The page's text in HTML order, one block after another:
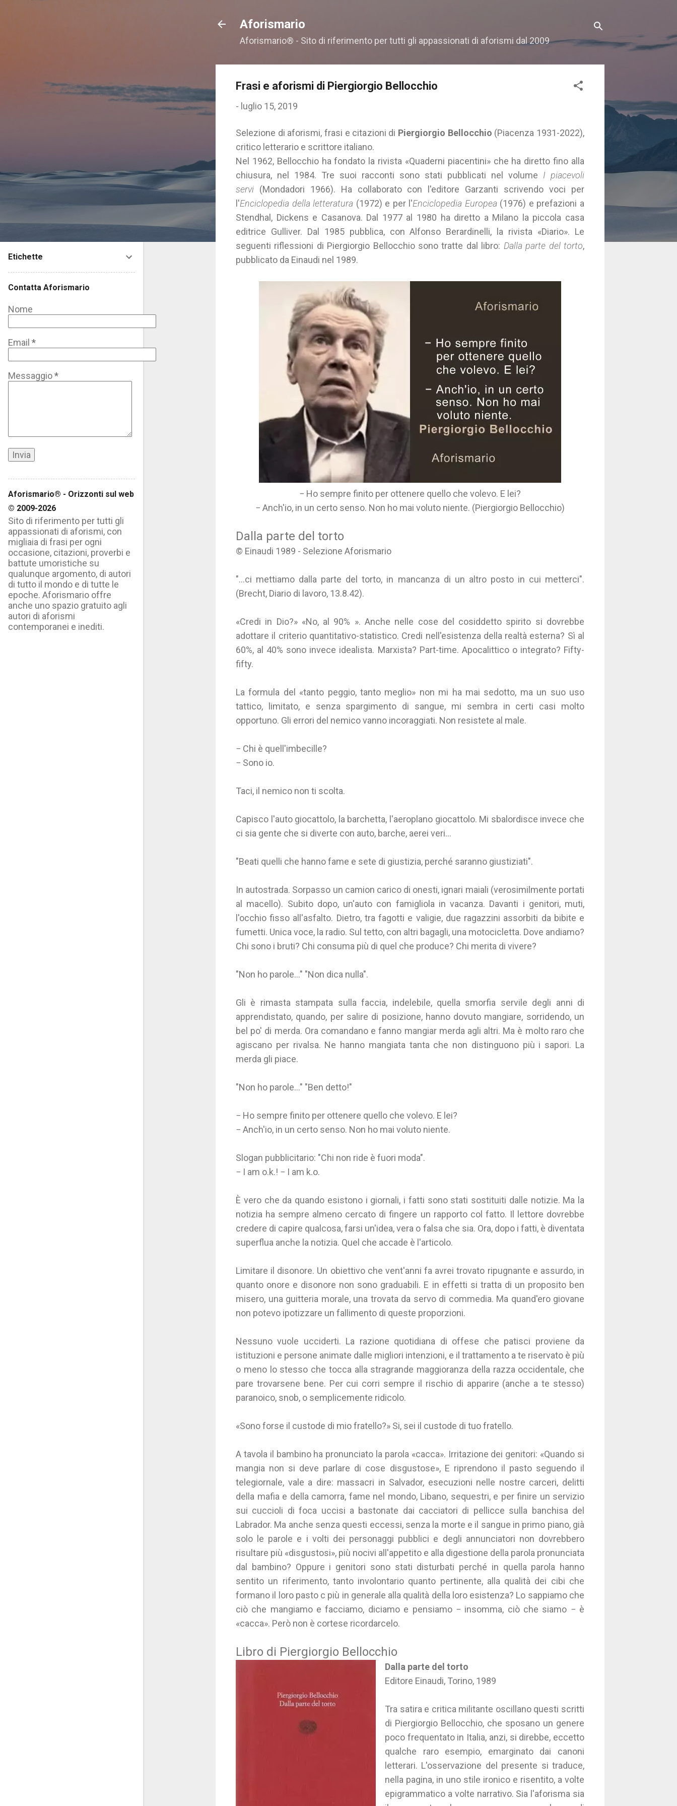
Aforismario
Aforismario® - Sito di riferimento per tutti gli appassionati di aforismi dal 2009
Frasi e aforismi di Piergiorgio Bellocchio
- luglio 15, 2019
Selezione di aforismi, frasi e citazioni di Piergiorgio Bellocchio (Piacenza 1931-2022),
critico letterario e scrittore italiano.
Nel 1962, Bellocchio ha fondato la rivista «Quaderni piacentini» che ha diretto fino alla
chiusura, nel 1984. Tre suoi racconti sono stati pubblicati nel volume I piacevoli
servi (Mondadori 1966). Ha collaborato con l'editore Garzanti scrivendo voci per
l'Enciclopedia della letteratura (1972) e per l'Enciclopedia Europea(1976) e prefazioni a
Stendhal, Dickens e Casanova. Dal 1977 al 1980 ha diretto a Milano la piccola casa
editrice Gulliver. Dal 1985 pubblica, con Alfonso Berardinelli, la rivista «Diario». Le
seguenti riflessioni di Piergiorgio Bellocchio sono tratte dal libro: Dalla parte del torto,
pubblicato da Einaudi nel 1989.
− Ho sempre finito per ottenere quello che volevo. E lei?
− Anch'io, in un certo senso. Non ho mai voluto niente. (Piergiorgio Bellocchio)
Dalla parte del torto
© Einaudi 1989 - Selezione Aforismario
"...ci mettiamo dalla parte del torto, in mancanza di un altro posto in cui metterci".
(Brecht, Diario di lavoro, 13.8.42).
«Credi in Dio?» «No, al 90% ». Anche nelle cose del cosiddetto spirito si dovrebbe
adottare il criterio quantitativo-statistico. Credi nell'esistenza della realtà esterna? Sì al
60%, al 40% sono invece idealista. Marxista? Part-time. Apocalittico o integrato? Fifty-
fifty.
La formula del «tanto peggio, tanto meglio» non mi ha mai sedotto, ma un suo uso
tattico, limitato, e senza spargimento di sangue, mi sembra in certi casi molto
opportuno. Gli errori del nemico vanno incoraggiati. Non resistete al male.
− Chi è quell'imbecille?
− Sono io.
Taci, il nemico non ti scolta.
Capisco l'auto giocattolo, la barchetta, l'aeroplano giocattolo. Mi sbalordisce invece che
ci sia gente che si diverte con auto, barche, aerei veri...
"Beati quelli che hanno fame e sete di giustizia, perché saranno giustiziati".
In autostrada. Sorpasso un camion carico di onesti, ignari maiali (verosimilmente portati
al macello). Subito dopo, un'auto con famigliola in vacanza. Davanti i genitori, muti,
l'occhio fisso all'asfalto. Dietro, tra fagotti e valigie, due ragazzini assorbiti da bibite e
fumetti. Unica voce, la radio. Sul tetto, con altri bagagli, una motocicletta. Dove andiamo?
Chi sono i bruti? Chi consuma più di quel che produce? Chi merita di vivere?
"Non ho parole..." "Non dica nulla".
Gli è rimasta stampata sulla faccia, indelebile, quella smorfia servile degli anni di
apprendistato, quando, per salire di posizione, hanno dovuto mangiare, sorridendo, un
bel po' di merda. Ora comandano e fanno mangiar merda agli altri. Ma è molto raro che
agiscano per rivalsa. Ne hanno mangiata tanta che non distinguono più i sapori. La
merda gli piace.
"Non ho parole..." "Ben detto!"
− Ho sempre finito per ottenere quello che volevo. E lei?
− Anch'io, in un certo senso. Non ho mai voluto niente.
Slogan pubblicitario: "Chi non ride è fuori moda".
− I am o.k.! − I am k.o.
È vero che da quando esistono i giornali, i fatti sono stati sostituiti dalle notizie. Ma la
notizia ha sempre almeno cercato di fingere un rapporto col fatto. Il lettore dovrebbe
credere di capire qualcosa, farsi un'idea, vera o falsa che sia. Ora, dopo i fatti, è diventata
superflua anche la notizia. Quel che accade è l'articolo.
Limitare il disonore. Un obiettivo che vent'anni fa avrei trovato ripugnante e assurdo, in
quanto onore e disonore non sono graduabili. E in effetti si tratta di un proposito ben
misero, una guitteria morale, una trovata da servo di commedia. Ma quand'ero giovane
non potevo ipotizzare un fallimento di queste proporzioni.
Nessuno vuole ucciderti. La razione quotidiana di offese che patisci proviene da
istituzioni e persone animate dalle migliori intenzioni, e il trattamento a te riservato è più
o meno lo stesso che tocca alla stragrande maggioranza della razza occidentale, che
pare trovarsene bene. Per cui corri sempre il rischio di apparire (anche a te stesso)
paranoico, snob, o semplicemente ridicolo.
«Sono forse il custode di mio fratello?» Si, sei il custode di tuo fratello.
A tavola il bambino ha pronunciato la parola «cacca». Irritazione dei genitori: «Quando si
mangia non si deve parlare di cose disgustose», E riprendono il pasto seguendo il
telegiornale, vale a dire: massacri in Salvador, esecuzioni nelle nostre carceri, delitti
della mafia e della camorra, fame nel mondo, Libano, sequestri, e per finire un servizio
sui cuccioli di foca uccisi a bastonate dai cacciatori di pellicce sulla banchisa del
Labrador. Ma anche senza questi eccessi, senza la morte e il sangue in primo piano, già
solo le parole e i volti dei personaggi pubblici e degli annunciatori non dovrebbero
risultare più «disgustosi», più nocivi all'appetito e alla digestione della parola pronunciata
dal bambino? Oppure i genitori sono stati disturbati perché in quella parola hanno
sentito un riferimento, tanto involontario quanto pertinente, alla qualità dei cibi che
formano il loro pasto c più in generale alla qualità della loro esistenza? Lo sappiamo che
ciò che mangiamo e facciamo, diciamo e pensiamo − insomma, ciò che siamo − è
«cacca». Però non è cortese ricordarcelo.
Libro di Piergiorgio Bellocchio
Dalla parte del torto
Editore Einaudi, Torino, 1989
Tra satira e critica militante oscillano questi scritti
di Piergiorgio Bellocchio, che sposano un genere
poco frequentato in Italia, anzi, si direbbe, eccetto
qualche raro esempio, emarginato dai canoni
letterari. L'osservazione del presente si traduce,
nella pagina, in uno stile ironico e risentito, a volte
epigrammatico a volte narrativo. Sia l'aforisma sia
Etichette
Contatta Aforismario
Nome
Email *
Messaggio*
Aforismario® - Orizzonti sul web
© 2009-2026
Sito di riferimento per tutti gli
appassionati di aforismi, con
migliaia di frasi per ogni
occasione, citazioni, proverbi e
battute umoristiche su
qualunque argomento, di autori
di tutto il mondo e di tutte le
epoche. Aforismario offre
anche uno spazio gratuito agli
autori di aforismi
contemporanei e inediti.